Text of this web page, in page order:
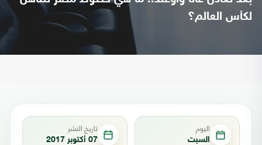
لكأس العالم؟
اليوم
السبت
تاريخ النشر
07 أكتوبر 2017